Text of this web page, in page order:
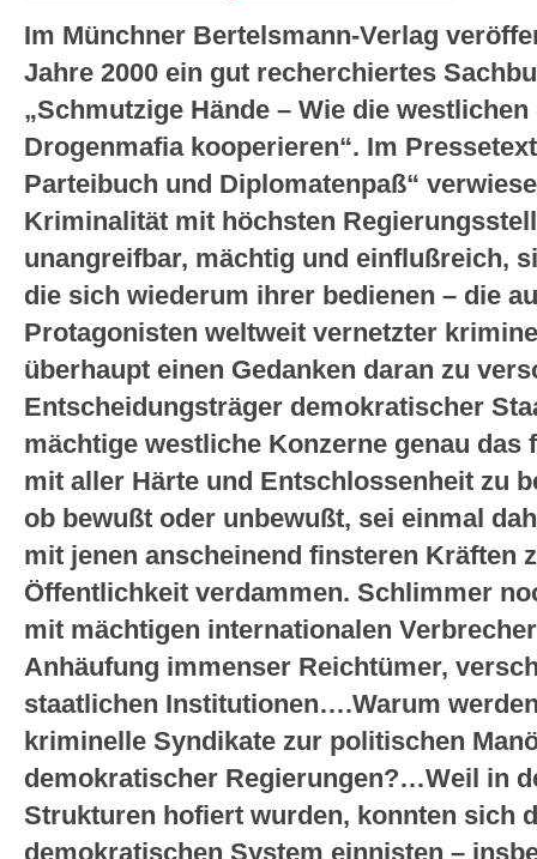
Im Münchner Bertelsmann-Verlag
Jahre 2000 ein gut recherchiertes
„Schmutzige Hände – Wie die
Drogenmafia kooperieren“. Im
Parteibuch und Diplomatenpaß“
Kriminalität mit höchsten
unangreifbar, mächtig und einflußreich,
die sich wiederum ihrer bedienen – die
Protagonisten weltweit vernetzter
überhaupt einen Gedanken daran zu
Entscheidungsträger demokratischer
mächtige westliche Konzerne genau das
mit aller Härte und Entschlossenheit zu
ob bewußt oder unbewußt, sei einmal
mit jenen anscheinend finsteren Kräften
Öffentlichkeit verdammen. Schlimmer
mit mächtigen internationalen
Anhäufung immenser Reichtümer,
staatlichen Institutionen….Warum
kriminelle Syndikate zur politischen
demokratischer Regierungen?…Weil in
Strukturen hofiert wurden, konnten sich